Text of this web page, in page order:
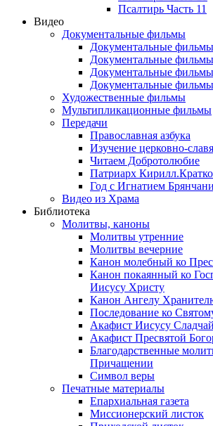
Псалтирь Часть 11
Видео
Документальные фильмы
Документальные
Документальные
Документальные
Документальные
Художественные фильмы
Мультипликационные фильмы
Передачи
Православная азбука
Изучение церковно-
Читаем Добротолюбие
Патриарх
Год с Игнатием
Видео из Храма
Библиотека
Молитвы, каноны
Молитвы утренние
Молитвы вечерние
Канон молебный ко
Канон покаянный ко
Иисусу Христу
Канон Ангелу
Последование ко
Акафист Иисусу
Акафист Пресвятой
Благодарственные
Причащении
Символ веры
Печатные материалы
Епархиальная газета
Миссионерский листок